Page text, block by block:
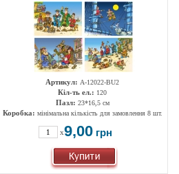
Артикул: А-12022-ВU2
Кіл-ть ел.: 120
Пазл: 23*16,5 см
Коробка: мінімальна кількість для замовлення 8 шт.
x9,00 грн